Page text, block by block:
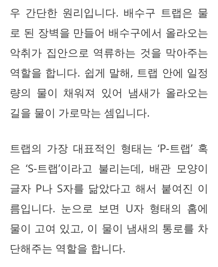
우 간단한 원리입니다. 배수구 트랩은 물
로 된 장벽을 만들어 배수구에서 올라오는
악취가 집안으로 역류하는 것을 막아주는
역할을 합니다. 쉽게 말해, 트랩 안에 일정
량의 물이 채워져 있어 냄새가 올라오는
길을 물이 가로막는 셈입니다.
트랩의 가장 대표적인 형태는 ‘P-트랩’ 혹
은 ‘S-트랩’이라고 불리는데, 배관 모양이
글자 P나 S자를 닮았다고 해서 붙여진 이
름입니다. 눈으로 보면 U자 형태의 홈에
물이 고여 있고, 이 물이 냄새의 통로를 차
단해주는 역할을 합니다.